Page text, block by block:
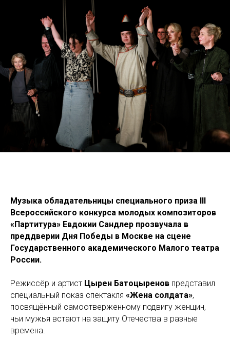
Музыка обладательницы специального приза III
Всероссийского конкурса молодых композиторов
«Партитура» Евдокии Сандлер прозвучала в
преддверии Дня Победы в Москве на сцене
Государственного академического Малого театра
России.
Режиссёр и артист Цырен Батоцыренов представил
специальный показ спектакля «Жена солдата»,
посвящённый самоотверженному подвигу женщин,
чьи мужья встают на защиту Отечества в разные
времена.